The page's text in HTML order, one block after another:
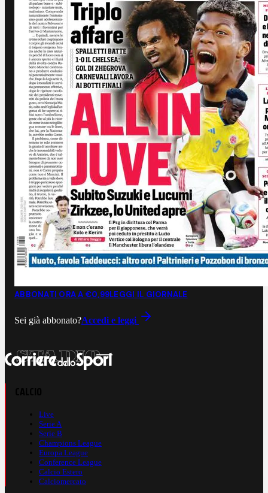
ABBONATI ORA A €0,99LEGGI IL GIORNALE
Sei già abbonato?Accedi e leggi
Live
Serie A
Serie B
Champions League
Europa League
Conference League
Calcio Estero
Calciomercato